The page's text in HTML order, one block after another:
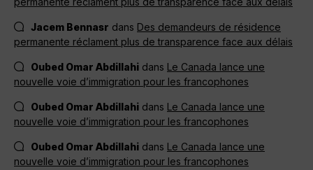
Jacem Bennasr dans Des demandeurs de résidence
permanente réclament plus de transparence face aux délais
Oubed Omar Abdillahi dans Le Canada lance une
nouvelle voie d’immigration pour les francophones
Oubed Omar Abdillahi dans Le Canada lance une
nouvelle voie d’immigration pour les francophones
Oubed Omar Abdillahi dans Le Canada lance une
nouvelle voie d’immigration pour les francophones